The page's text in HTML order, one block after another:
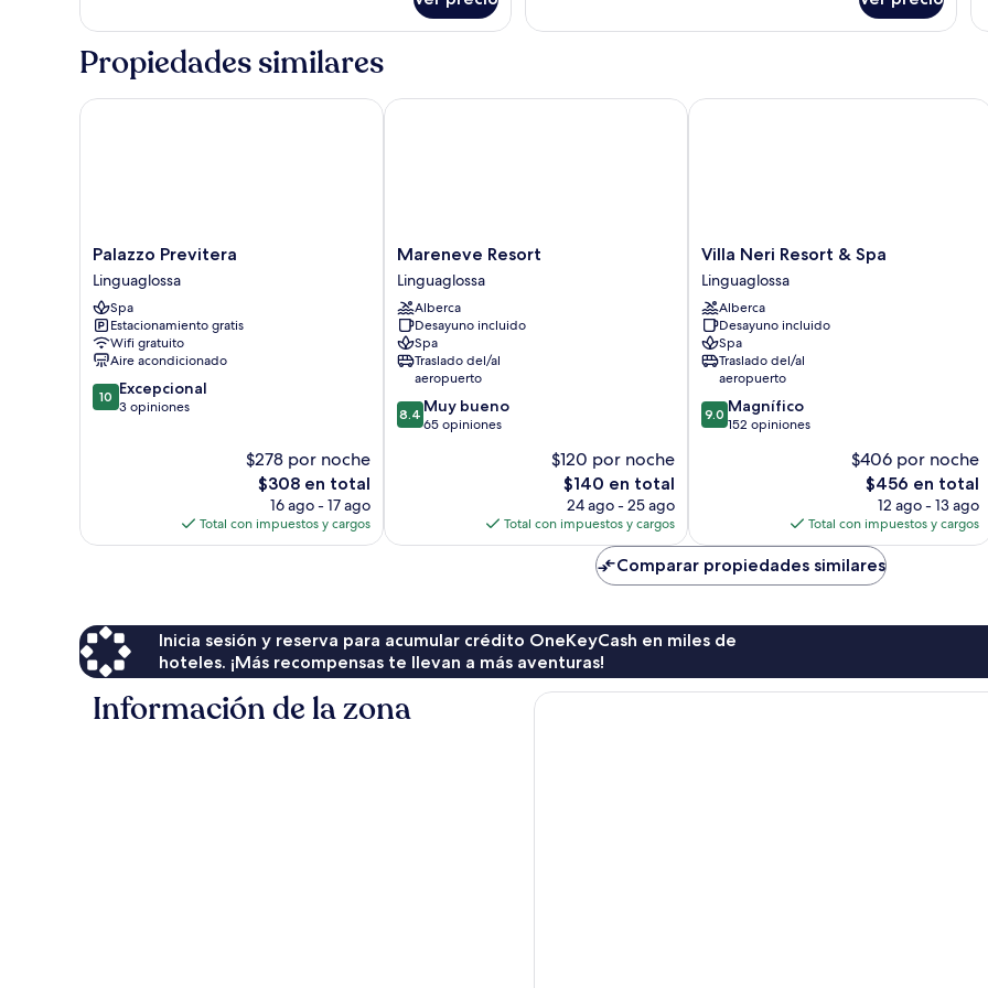
Propiedades similares
Palazzo
Previtera
Linguaglossa
Palazzo Previtera
Linguaglossa
Spa
Estacionamiento gratis
Wifi gratuito
Aire acondicionado
10.0
de
10 Excepcional
3 opiniones
$278 por noche
El
precio
actual
es
$308 en total
16 ago - 17 ago
Total con impuestos y cargos
Palazzo Previtera
Mareneve
Resort
Linguaglossa
Mareneve Resort
Linguaglossa
Alberca
Desayuno incluido
Spa
Traslado del/al
aeropuerto
8.4
de
8.4 Muy bueno
65 opiniones
$120 por noche
El
precio
actual
es
$140 en total
24 ago - 25 ago
Total con impuestos y cargos
Mareneve Resort
Villa
Neri
Resort
&
Spa
Linguaglossa
Villa Neri Resort & Spa
Linguaglossa
Alberca
Desayuno incluido
Spa
Traslado del/al
aeropuerto
9.0
de
9.0 Magnífico
152 opiniones
$406 por noche
El
precio
actual
es
de
$456
$456 en total
12 ago - 13 ago
Total con impuestos y cargos
Villa Neri Resort & Spa
Comparar propiedades similares
Inicia sesión y reserva para acumular crédito OneKeyCash en miles de
hoteles. ¡Más recompensas te llevan a más aventuras!
Información de la zona